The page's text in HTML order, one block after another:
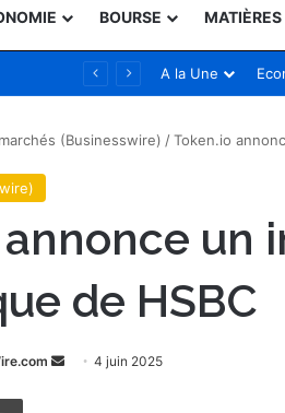
BOURSE MATIÈRES
A la Une
(Businesswire) /Token.io
un
de HSBC
4 juin 2025